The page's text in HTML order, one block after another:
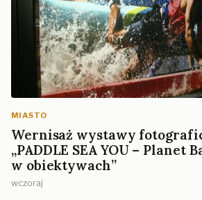
MIASTO
Wernisaż wystawy
„PADDLE SEA YOU – Planet
w obiektywach”
wczoraj